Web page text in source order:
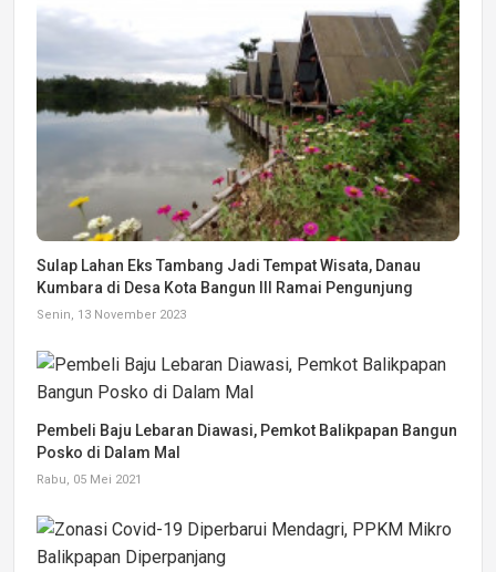
Sulap Lahan Eks Tambang Jadi Tempat Wisata, Danau
Kumbara di Desa Kota Bangun III Ramai Pengunjung
Senin, 13 November 2023
Pembeli Baju Lebaran Diawasi, Pemkot Balikpapan Bangun
Posko di Dalam Mal
Rabu, 05 Mei 2021